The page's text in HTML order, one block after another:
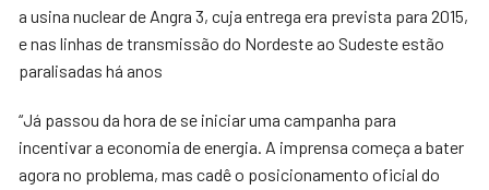
a usina nuclear de Angra 3, cuja entrega era prevista para 2015,
e nas linhas de transmissão do Nordeste ao Sudeste estão
paralisadas há anos
“Já passou da hora de se iniciar uma campanha para
incentivar a economia de energia. A imprensa começa a bater
agora no problema, mas cadê o posicionamento oficial do